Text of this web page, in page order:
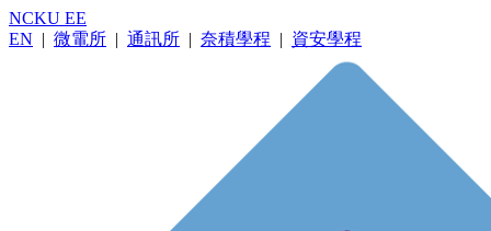
NCKU EE
EN | 微電所 | 通訊所 | 奈積學程 | 資安學程